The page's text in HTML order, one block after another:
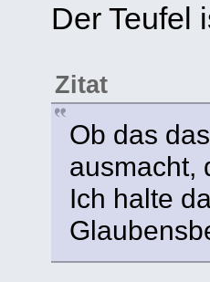
Der Teufel
Zitat
Ob das
ausmacht,
Ich halte